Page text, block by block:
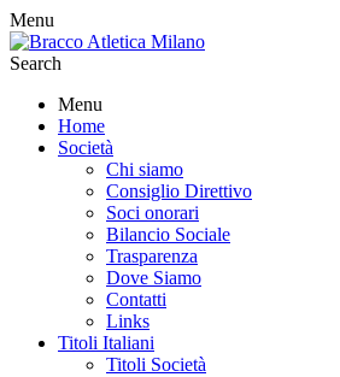
Menu
Search
Menu
Home
Società
Chi siamo
Consiglio Direttivo
Soci onorari
Bilancio Sociale
Trasparenza
Dove Siamo
Contatti
Links
Titoli Italiani
Titoli Società